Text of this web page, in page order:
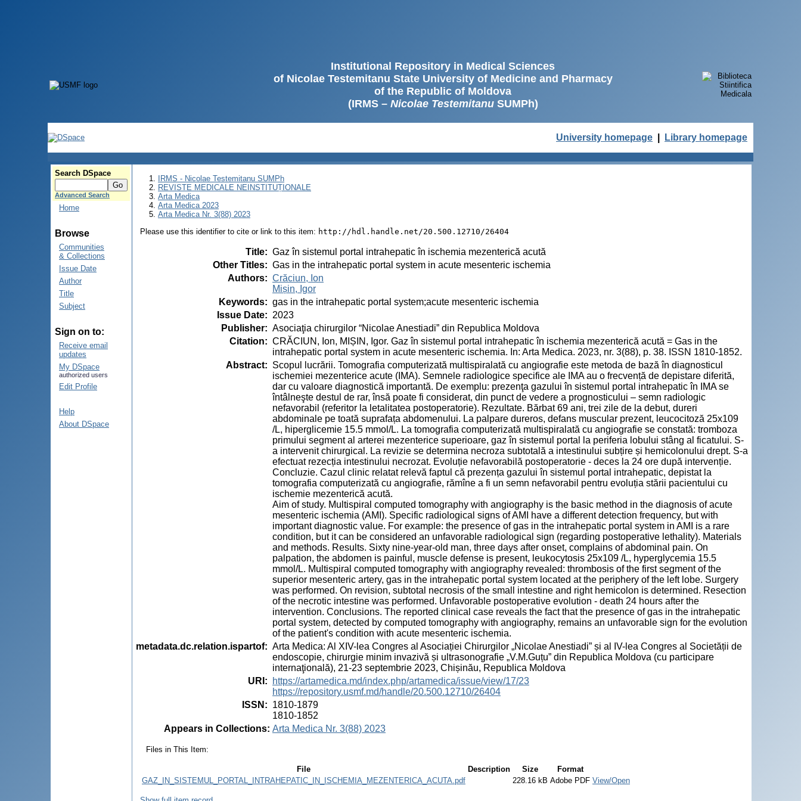
Institutional Repository in Medical Sciences
of Nicolae Testemitanu State University of Medicine and Pharmacy
of the Republic of Moldova
(IRMS – Nicolae TestemitanuSUMPh)
University homepage Library homepage
Search DSpace
Advanced Search
Home
Browse
Communities
& Collections
Issue Date
Author
Title
Subject
Sign on to:
Receive email
updates
My DSpace
authorized users
Edit Profile
Help
About DSpace
IRMS - Nicolae Testemitanu SUMPh
REVISTE MEDICALE NEINSTITUȚIONALE
Arta Medica
Arta Medica 2023
Arta Medica Nr. 3(88) 2023
Please use this identifier to cite or link to this item: http://hdl.handle.net/20.500.12710/26404
Title: Gaz în sistemul portal intrahepatic în ischemia mezenterică acută
Other Titles: Gas in the intrahepatic portal system in acute mesenteric ischemia
Authors: Crăciun, Ion
Mișin, Igor
Keywords: gas in the intrahepatic portal system;acute mesenteric ischemia
Issue Date: 2023
Publisher: Asociaţia chirurgilor “Nicolae Anestiadi” din Republica Moldova
Citation: CRĂCIUN, Ion, MIȘIN, Igor. Gaz în sistemul portal intrahepatic în ischemia mezenterică acută = Gas in the
intrahepatic portal system in acute mesenteric ischemia. In: Arta Medica. 2023, nr. 3(88), p. 38. ISSN 1810-1852.
Abstract: Scopul lucrării. Tomografia computerizată multispiralată cu angiografie este metoda de bază în diagnosticul
ischemiei mezenterice acute (IMA). Semnele radiologice specifice ale IMA au o frecvență de depistare diferită,
dar cu valoare diagnostică importantă. De exemplu: prezenţa gazului în sistemul portal intrahepatic în IMA se
întâlneşte destul de rar, însă poate fi considerat, din punct de vedere a prognosticului – semn radiologic
nefavorabil (referitor la letalitatea postoperatorie). Rezultate. Bărbat 69 ani, trei zile de la debut, dureri
abdominale pe toată suprafața abdomenului. La palpare dureros, defans muscular prezent, leucocitoză 25x109
/L, hiperglicemie 15.5 mmol/L. La tomografia computerizată multispiralată cu angiografie se constată: tromboza
primului segment al arterei mezenterice superioare, gaz în sistemul portal la periferia lobului stâng al ficatului. S-
a intervenit chirurgical. La revizie se determina necroza subtotală a intestinului subțire și hemicolonului drept. S-a
efectuat rezecția intestinului necrozat. Evoluție nefavorabilă postoperatorie - deces la 24 ore după intervenție.
Concluzie. Cazul clinic relatat relevă faptul că prezența gazului în sistemul portal intrahepatic, depistat la
tomografia computerizată cu angiografie, rămîne a fi un semn nefavorabil pentru evoluția stării pacientului cu
ischemie mezenterică acută.
Aim of study. Multispiral computed tomography with angiography is the basic method in the diagnosis of acute
mesenteric ischemia (AMI). Specific radiological signs of AMI have a different detection frequency, but with
important diagnostic value. For example: the presence of gas in the intrahepatic portal system in AMI is a rare
condition, but it can be considered an unfavorable radiological sign (regarding postoperative lethality). Materials
and methods. Results. Sixty nine-year-old man, three days after onset, complains of abdominal pain. On
palpation, the abdomen is painful, muscle defense is present, leukocytosis 25x109 /L, hyperglycemia 15.5
mmol/L. Multispiral computed tomography with angiography revealed: thrombosis of the first segment of the
superior mesenteric artery, gas in the intrahepatic portal system located at the periphery of the left lobe. Surgery
was performed. On revision, subtotal necrosis of the small intestine and right hemicolon is determined. Resection
of the necrotic intestine was performed. Unfavorable postoperative evolution - death 24 hours after the
intervention. Conclusions. The reported clinical case reveals the fact that the presence of gas in the intrahepatic
portal system, detected by computed tomography with angiography, remains an unfavorable sign for the evolution
of the patient's condition with acute mesenteric ischemia.
metadata.dc.relation.ispartof: Arta Medica: Al XIV-lea Congres al Asociației Chirurgilor „Nicolae Anestiadi” și al IV-lea Congres al Societății de
endoscopie, chirurgie minim invazivă și ultrasonografie „V.M.Guțu” din Republica Moldova (cu participare
internaţională), 21-23 septembrie 2023, Chișinău, Republica Moldova
URI :
https://artamedica.md/index.php/artamedica/issue/view/17/23
https://repository.usmf.md/handle/20.500.12710/26404
ISSN : 1810-1879
1810-1852
Appears in Collections: Arta Medica Nr. 3(88) 2023
Files in This Item:
File Description Size
Format
GAZ_IN_SISTEMUL_PORTAL_INTRAHEPATIC_IN_ISCHEMIA_MEZENTERICA_ACUTA.pdf
228.16 kB Adobe PDF View/Open